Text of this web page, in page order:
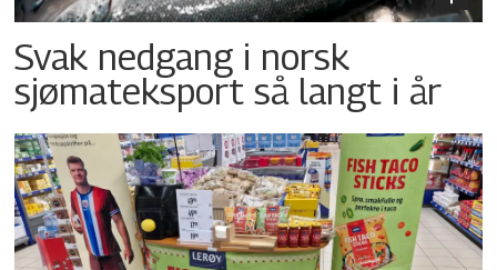
Svak nedgang i norsk
sjømateksport så langt i år